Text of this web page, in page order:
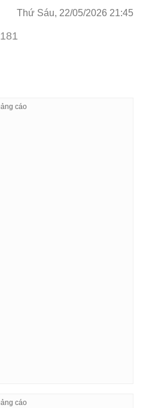
Thứ Sáu, 22/05/2026 21:45
181